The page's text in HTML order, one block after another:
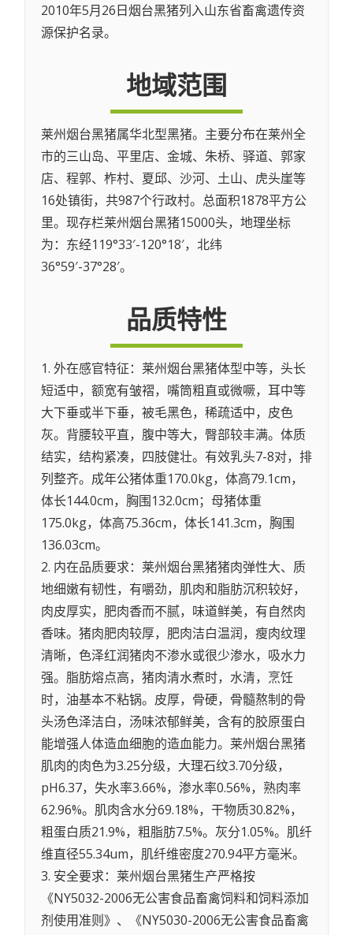
2010年5月26日烟台黑猪列入山东省畜禽遗传资
源保护名录。
地域范围
莱州烟台黑猪属华北型黑猪。主要分布在莱州全
市的三山岛、平里店、金城、朱桥、驿道、郭家
店、程郭、柞村、夏邱、沙河、土山、虎头崖等
16处镇街，共987个行政村。总面积1878平方公
里。现存栏莱州烟台黑猪15000头，地理坐标
为：东经119°33′-120°18′，北纬
36°59′-37°28′。
品质特性
1. 外在感官特征：莱州烟台黑猪体型中等，头长
短适中，额宽有皱褶，嘴筒粗直或微噘，耳中等
大下垂或半下垂，被毛黑色，稀疏适中，皮色
灰。背腰较平直，腹中等大，臀部较丰满。体质
结实，结构紧凑，四肢健壮。有效乳头7-8对，排
列整齐。成年公猪体重170.0kg，体高79.1cm，
体长144.0cm，胸围132.0cm；母猪体重
175.0kg，体高75.36cm，体长141.3cm，胸围
136.03cm。
2. 内在品质要求：莱州烟台黑猪猪肉弹性大、质
地细嫩有韧性，有嚼劲，肌肉和脂肪沉积较好，
肉皮厚实，肥肉香而不腻，味道鲜美，有自然肉
香味。猪肉肥肉较厚，肥肉洁白温润，瘦肉纹理
清晰，色泽红润猪肉不渗水或很少渗水，吸水力
强。脂肪熔点高，猪肉清水煮时，水清，烹饪
时，油基本不粘锅。皮厚，骨硬，骨髓熬制的骨
头汤色泽洁白，汤味浓郁鲜美，含有的胶原蛋白
能增强人体造血细胞的造血能力。莱州烟台黑猪
肌肉的肉色为3.25分级，大理石纹3.70分级，
pH6.37，失水率3.66%，渗水率0.56%，熟肉率
62.96%。肌肉含水分69.18%，干物质30.82%，
粗蛋白质21.9%，粗脂肪7.5%。灰分1.05%。肌纤
维直径55.34um，肌纤维密度270.94平方毫米。
3. 安全要求：莱州烟台黑猪生产严格按
《NY5032-2006无公害食品畜禽饲料和饲料添加
剂使用准则》、《NY5030-2006无公害食品畜禽